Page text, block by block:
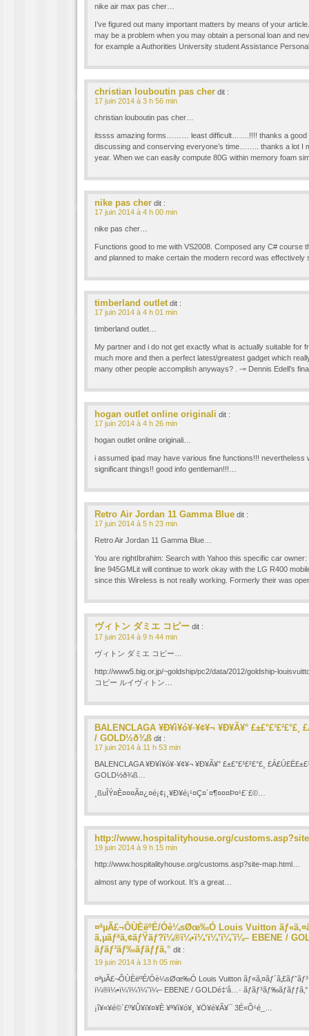
nike air max pas cher…
I’ve figured out many important matters by means of your
may be a problem when you may obtain a personal loan and
for example a Authorities University student Assistance
christian louboutin pas cher dit :
17 juin 2014 à 3 h 56 min
christian louboutin pas cher…
itssss amazing forms……… least difficult…….!!!! thanks a good
discussing and conserving everyone’s time…….. thanks a lot I
year. When we can easily compute 80G within memory foam
nike pas cher dit :
17 juin 2014 à 4 h 00 min
nike pas cher…
Functions good to me with VS2008. Composed any C# course
and planned to make certain the modern record was
timberland outlet dit :
17 juin 2014 à 4 h 01 min
timberland outlet…
My partner and i do not get exactly what is actually suitable for
much more and then a perfect latest/greatest gadget which
many other people accomplish anyways? . -= Dennis Edell’s
hogan outlet online originali dit :
17 juin 2014 à 4 h 26 min
hogan outlet online originali…
i assumed ipad may have various fine functions!!! nevertheless
significant things!! good info gentleman!!!…
Retro Air Jordan 11 Gamma Blue dit :
17 juin 2014 à 5 h 23 min
Retro Air Jordan 11 Gamma Blue…
You are rightIbrahim: Search with Yahoo this specific car
line 945GMLit will continue to work okay with the LG R400
since this Wireless is not really working. Formerly their was
ヴィトン ダミエ コピー dit :
17 juin 2014 à 9 h 44 min
ヴィトン ダミエ コピー…
http://www5.big.or.jp/~goldship/pc2/data/2012/goldship-
コピー ルイヴィトン…
BALENCLAGA ¥Ð¥ì¥ó¥·¥¢¥¬ ¥Ð¥Ã¥° £±£°£³£²£°£¸
/ GOLD½ð¾ß dit :
17 juin 2014 à 11 h 53 min
BALENCLAGA ¥Ð¥ì¥ó¥·¥¢¥¬ ¥Ð¥Ã¥° £±£°£³£²£°£¸
GOLD½ð¾ß…
¸ßuÎÝ¤È¤¤¤Ã¤¿¤é¡¢¡¸¥Ð¥é¡¹¤Ç¤´¤¶¤¤¤Þ¤¹£¨£©…
http://www.hospitalityhouse.org/
19 juin 2014 à 9 h 15 min
http://www.hospitalityhouse.org/customs.asp?site-map.html…
almost any type of workout. It’s a great…
¤ªµÃ£¬ÔÙÈëºÉ/Óè¼sØœ‰Ó Louis Vuitton
ã‚µãƒªã‚¢ãƒŸãƒ?ï¼®ï¼•ï¼‘ï¼’ï¼˜ï¼– EBENE /
ãƒãƒ³ãƒ‰ãƒãƒƒã‚° dit :
19 juin 2014 à 13 h 05 min
¤ªµÃ£¬ÔÙÈëºÉ/Óè¼sØœ‰Ó Louis Vuitton ãƒ«ã‚¤ãƒ´ã‚£ãƒˆãƒ³
ï¼®ï¼•ï¼‘ï¼’ï¼˜ï¼– EBENE / GOLDé‡‘å…·
¡î¥«¥é©`£º¥Û¥ï¥¤¥È ¥ª¥ì¥ó¥¸ ¥Ö¥é¥Ã¥¯ 3É«Õ¹é_…